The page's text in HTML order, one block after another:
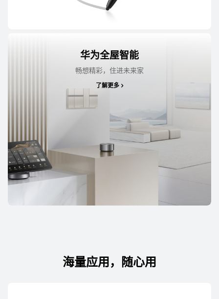
华为全屋智能
畅想精彩，住进未来家
了解更多
海量应用，随心用